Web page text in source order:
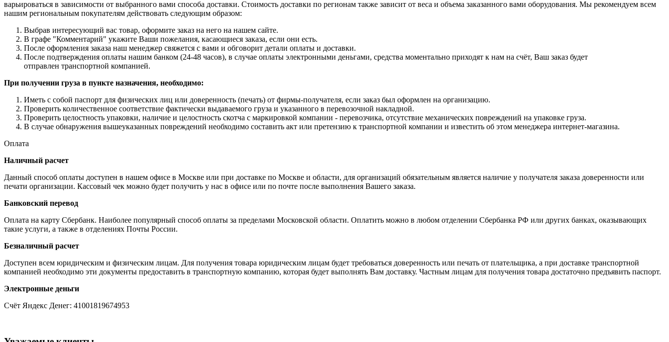
варьироваться в зависимости от выбранного вами способа доставки. Стоимость доставки по регионам также зависит от веса и объема заказанного вами оборудования. Мы рекомендуем всем
нашим региональным покупателям действовать следующим образом:
Выбрав интересующий вас товар, оформите заказ на него на нашем сайте.
В графе "Комментарий" укажите Ваши пожелания, касающиеся заказа, если они есть.
После оформления заказа наш менеджер свяжется с вами и обговорит детали оплаты и доставки.
После подтверждения оплаты нашим банком (24-48 часов), в случае оплаты электронными деньгами, средства моментально приходят к нам на счёт, Ваш заказ будет
отправлен транспортной компанией.
При получении груза в пункте назначения, необходимо:
Иметь с собой паспорт для физических лиц или доверенность (печать) от фирмы-получателя, если заказ был оформлен на организацию.
Проверить количественное соответствие фактически выдаваемого груза и указанного в перевозочной накладной.
Проверить целостность упаковки, наличие и целостность скотча с маркировкой компании - перевозчика, отсутствие механических повреждений на упаковке груза.
В случае обнаружения вышеуказанных повреждений необходимо составить акт или претензию к транспортной компании и известить об этом менеджера интернет-магазина.
Оплата
Наличный расчет
Данный способ оплаты доступен в нашем офисе в Москве или при доставке по Москве и области, для организаций обязательным является наличие у получателя заказа доверенности или
печати организации. Кассовый чек можно будет получить у нас в офисе или по почте после выполнения Вашего заказа.
Банковский перевод
Оплата на карту Сбербанк. Наиболее популярный способ оплаты за пределами Московской области. Оплатить можно в любом отделении Сбербанка РФ или других банках, оказывающих
такие услуги, а также в отделениях Почты России.
Безналичный расчет
Доступен всем юридическим и физическим лицам. Для получения товара юридическим лицам будет требоваться доверенность или печать от плательщика, а при доставке транспортной
компанией необходимо эти документы предоставить в транспортную компанию, которая будет выполнять Вам доставку. Частным лицам для получения товара достаточно предъявить паспорт.
Электронные деньги
Счёт Яндекс Денег: 41001819674953